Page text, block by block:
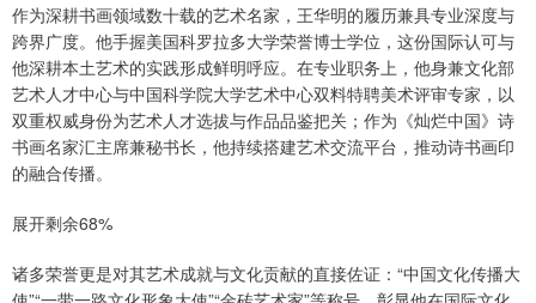
作为深耕书画领域数十载的艺术名家，王华明的履历兼具专业深度与
跨界广度。他手握美国科罗拉多大学荣誉博士学位，这份国际认可与
他深耕本土艺术的实践形成鲜明呼应。在专业职务上，他身兼文化部
艺术人才中心与中国科学院大学艺术中心双料特聘美术评审专家，以
双重权威身份为艺术人才选拔与作品品鉴把关；作为《灿烂中国》诗
书画名家汇主席兼秘书长，他持续搭建艺术交流平台，推动诗书画印
的融合传播。
展开剩余68%
诸多荣誉更是对其艺术成就与文化贡献的直接佐证：“中国文化传播大